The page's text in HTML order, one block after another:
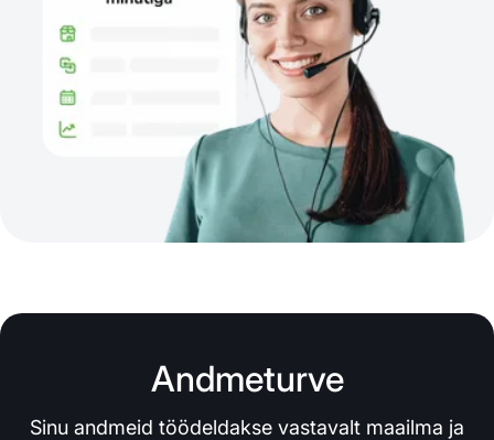
Andmeturve
Sinu andmeid töödeldakse vastavalt maailma ja